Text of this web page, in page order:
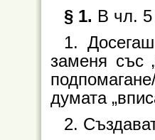
§ 1. В чл. 5
1.
заменя със
думата
2.